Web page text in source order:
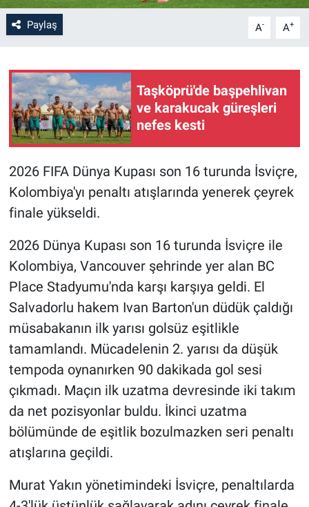
Paylaş A- A+
Taşköprü'de başpehlivan
ve karakucak güreşleri
nefes kesti
2026 FIFA Dünya Kupası son 16 turunda İsviçre,
Kolombiya'yı penaltı atışlarında yenerek çeyrek
finale yükseldi.
2026 Dünya Kupası son 16 turunda İsviçre ile
Kolombiya, Vancouver şehrinde yer alan BC
Place Stadyumu'nda karşı karşıya geldi. El
Salvadorlu hakem Ivan Barton'un düdük çaldığı
müsabakanın ilk yarısı golsüz eşitlikle
tamamlandı. Mücadelenin 2. yarısı da düşük
tempoda oynanırken 90 dakikada gol sesi
çıkmadı. Maçın ilk uzatma devresinde iki takım
da net pozisyonlar buldu. İkinci uzatma
bölümünde de eşitlik bozulmazken seri penaltı
atışlarına geçildi.
Murat Yakın yönetimindeki İsviçre, penaltılarda